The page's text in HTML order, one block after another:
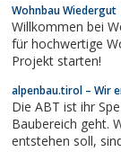
Wohnbau
Willkommen bei
für hochwertige
Projekt starten!
alpenbau.tirol – Wir
Die ABT ist ihr Speziallist, wenn es um
Baubereich geht.
entstehen soll, sind wir Ihr Ansprechpartner. Egal ob Wohnbau